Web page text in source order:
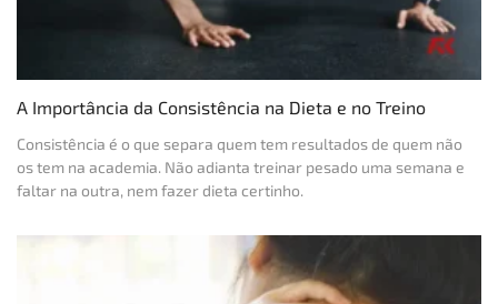
A Importância da Consistência na Dieta e no Treino
Consistência é o que separa quem tem resultados de quem não
os tem na academia. Não adianta treinar pesado uma semana e
faltar na outra, nem fazer dieta certinho.